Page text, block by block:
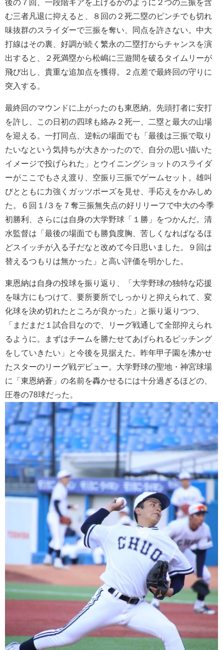
後の７回、一段階ギアを上げるかのように２つの三振を含
む三者凡退に抑えると、８回の２死二塁のピンチでも切れ
味抜群のスライダーで三振を奪い、同点を許さない。中大
打線はその裏、好調が続く繁永の二塁打からチャンスを演
出すると、２死満塁から松嶋に三遊間を破るタイムリーが
飛び出し、貴重な追加点を獲得。２点差で最終回の守りに
突入する。
最終回のマウンドに上がったのも東恩納。先頭打者に安打
を許し、この日初の四球も絡み２死一、二塁と最大の山場
を迎える。一打同点、逆転の場面でも「最後は三振で取り
たいなという気持ちが大きかったので、自分の思い描いた
イメージで投げられた」とウイニングショットのスライダ
ーがここでもさえ渡り、空振り三振でゲームセット。雄叫
びとともに力強くガッツポーズを見せ、手応えをかみしめ
た。６回１/３を７奪三振無失点の好リリーフで中大の今季
初勝利、さらには自身の大学野球「１勝」をつかんだ。清
水監督は「最後の場面でも勝負度胸、苦しくなればなるほ
どスイッチが入る子だなと改めて今日思いました。９回は
替えるつもりは無かった」と高い評価を明かした。
東恩納は自身の投球を振り返り、「大学野球の独特な応援
を味方にもつけて、要所要所でしっかりと抑えられて、変
化球を決め切れたところが良かった」と振り返りつつ、
「まだまだ１試合目なので、リーグ戦通して全部抑えられ
るように。まずはチームを勝たせてあげられるピッチング
をしていきたい」と今後を見据えた。昨年甲子園を沸かせ
たスターのリーグ戦デビュー。大学野球の聖地・神宮球場
に「東恩納蒼」の名前を轟かせるには十分過ぎるほどの、
圧巻の78球だった。